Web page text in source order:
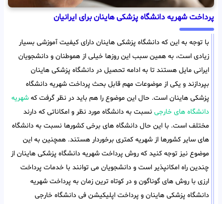
پرداخت شهریه دانشگاه پزشکی هاینان برای ایرانیان
با توجه به این که دانشگاه پزشکی هاینان دارای کیفیت آموزشی بسیار
زیادی است، به همین سبب این روزها خیلی از هموطنان و دانشجویان
ایرانی مایل هستند تا به ادامه تحصیل در دانشگاه پزشکی هاینان
بپردازند و یکی از موضوعات مهم قابل بحث پرداخت شهریه دانشگاه
پزشکی هاینان است. حال این موضوع را هم باید در نظر گرفت که شهریه
دانشگاه های خارجی نسبت به دانشگاه مورد نظر و امکاناتی که دارند
مختلف است. با این حال دانشگاه های برخی کشورها نسبت به دانشگاه
های سایر کشورها از شهریه کمتری برخوردار هستند. همچنین به این
موضوع نیز توجه کنید که روش پرداخت شهریه دانشگاه پزشکی هاینان از
چندین راه امکانپذیر است و دانشجویان می توانند با خدمات پرداخت
ارزی با روش های گوناگون و در کوتاه ترین زمان به پرداخت شهریه
دانشگاه پزشکی هاینان و پرداخت اپلیکیشن فی دانشگاه خارجی